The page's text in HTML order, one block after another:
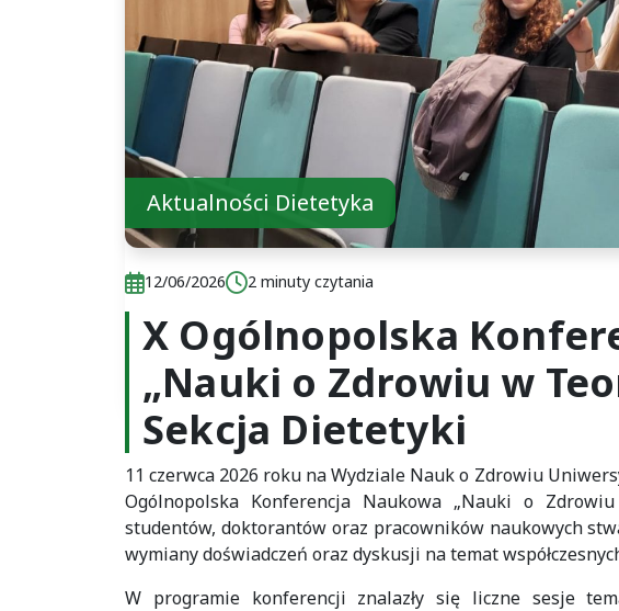
Aktualności Dietetyka
Data publikacji:
12/06/2026Czas czytania:
2 minuty czytania
X Ogólnopolska
„Nauki o Zdrowiu w
Sekcja Dietetyki
11 czerwca 2026 roku na Wydziale Nauk o Zdrowiu
Ogólnopolska Konferencja Naukowa „Nauki o
studentów, doktorantów oraz pracowników naukowych
wymiany doświadczeń oraz dyskusji na temat
W programie konferencji znalazły się liczne sesje